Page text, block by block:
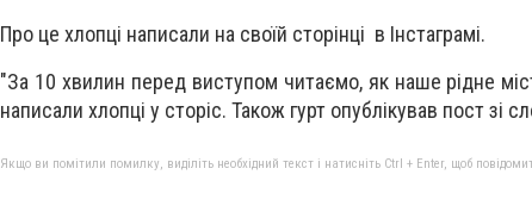
Про це хлопці написали на своїй сторінці в Інстаграмі.
"За 10 хвилин перед виступом читаємо, як наше рідне
написали хлопці у сторіс. Також гурт опублікував пост зі
Якщо ви помітили помилку, виділіть необхідний текст і натисніть Ctrl + Enter, щоб